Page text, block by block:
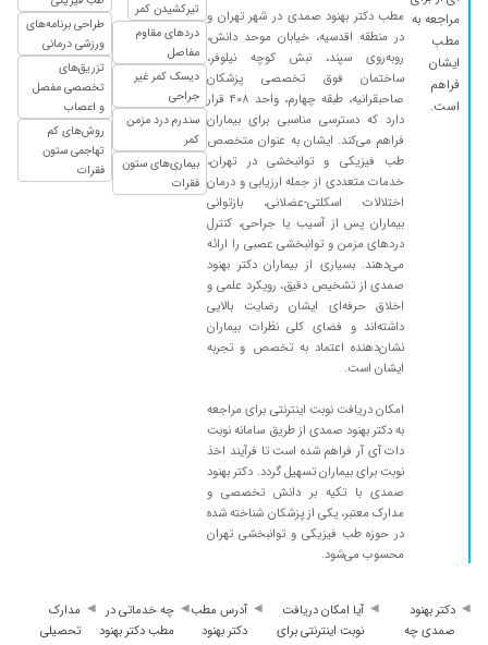
بی حسی و گزگز مچ دست ۱۴۰۴/۰۵/۱۸
زانو درد داشتم و خیلی حوب شدم ۱۴۰۲/۰۱/۱۱
مشکل دیسک کمر داشتم و با فیزیوتراپی بهتر شد. ۱۴۰۳/۰۹/۰۳
آسیب برای دویدن درمان عالی ۱۴۰۴/۰۵/۰۴
زانو درد داشتم آقای دکتر سه با پی آر پی تجویز
کردند و نتیجه بسیار عالی بود .
۱۴۰۴/۰۱/۱۲
من بیمار دکتر صمدی هستم یادمه روز اول که به
ایشان مراجعه کردم با کمر خمیده و درد فراوان در
ناحیه دیسک کمر بود از زمان مراجعه و تا به حال
خدا رو شکر با تشخیص عالی و مداواهای بجا و
مفید ایشان درد به کلی از بین رفت و به زندگی
عادی برگشتم در حال حاضر به محض پیدا شدن
کوچکترین درد در عضلات یا استخوان به ایشان
مراجعه میکنم و خدا رو شکر با درایت و تشخیص
همین ما خانوادگی بیمار دکتر صمدی هستیم چون
به دانش و تشخیص و مداوای عالی ایشان اعتقاد و
اطمینان کامل داریم
سلام ویزیت اولیه انجام دادم برخورد خیلی خوبی
داشتن احساس میکنم توکارشون مهارت خوبی دارن
در حال حاضر دارم به دستورات ایشان انجام میدم تا
عدم رضایت ۱۴۰۴/۰۹/۲۴
بینظیر ۱۴۰۳/۰۷/۲۳
مراجعه به
مطب
ایشان
فراهم
است.
مطب دکتر بهنود صمدی در شهر تهران و
در منطقه اقدسیه، خیابان موحد دانش،
روبه‌روی سپند، نبش کوچه نیلوفر،
ساختمان فوق تخصصی پزشکان
صاحبقرانیه، طبقه چهارم، واحد ۴۰۸ قرار
دارد که دسترسی مناسبی برای بیماران
فراهم می‌کند. ایشان به عنوان متخصص
طب فیزیکی و توانبخشی در تهران،
خدمات متعددی از جمله ارزیابی و درمان
اختلالات اسکلتی-عضلانی، بازتوانی
بیماران پس از آسیب یا جراحی، کنترل
دردهای مزمن و توانبخشی عصبی را ارائه
می‌دهند. بسیاری از بیماران دکتر بهنود
صمدی از تشخیص دقیق، رویکرد علمی و
اخلاق حرفه‌ای ایشان رضایت بالایی
داشته‌اند و فضای کلی نظرات بیماران
نشان‌دهنده اعتماد به تخصص و تجربه
ایشان است.
امکان دریافت نوبت اینترنتی برای مراجعه
به دکتر بهنود صمدی از طریق سامانه نوبت
دات آی آر فراهم شده است تا فرآیند اخذ
نوبت برای بیماران تسهیل گردد. دکتر بهنود
صمدی با تکیه بر دانش تخصصی و
مدارک معتبر، یکی از پزشکان شناخته شده
در حوزه طب فیزیکی و توانبخشی تهران
محسوب می‌شود.
تیرکشیدن کمر
دردهای مقاوم
مفاصل
دیسک کمر غیر
جراحی
سندرم درد مزمن
کمر
بیماری‌های ستون
فقرات
طراحی برنامه‌های
ورزشی درمانی
تزریق‌های
تخصصی مفصل
و اعصاب
روش‌های کم
تهاجمی ستون
فقرات
دکتر بهنود
صمدی چه
آیا امکان دریافت
نوبت اینترنتی برای
آدرس مطب
دکتر بهنود
چه خدماتی در
مطب دکتر بهنود
مدارک
تحصیلی